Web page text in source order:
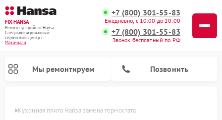
FIX-HANSA
Ремонт устройств Hansa
Специализированный
cервисный центр г.
Махачкала
+7 (800) 301-55-83
Ежедневно, с 10:00 до 20:00
+7 (800) 301-55-83
Звонок бесплатный по РФ
Мы ремонтируем Позвонить
Кухонная плита Hansa замена термостата